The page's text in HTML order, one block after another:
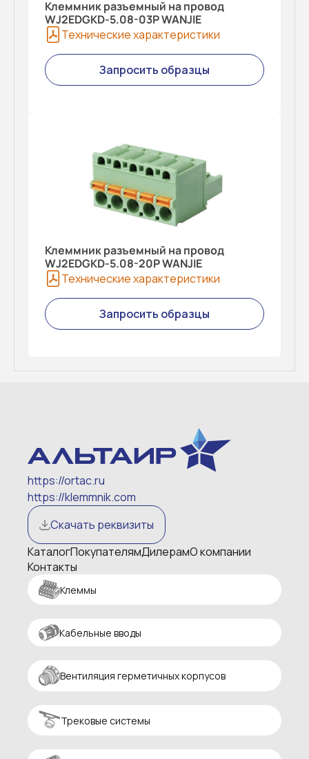
Клеммник разъемный на провод
WJ2EDGKD-5.08-03P WANJIE
Технические характеристики
Запросить образцы
Клеммник разъемный на провод
WJ2EDGKD-5.08-20P WANJIE
Технические характеристики
Запросить образцы
https://ortac.ru
https://klemmnik.com
Скачать реквизиты
КаталогПокупателямДилерамО компании
Контакты
Клеммы
Кабельные вводы
Вентиляция герметичных корпусов
Трековые системы